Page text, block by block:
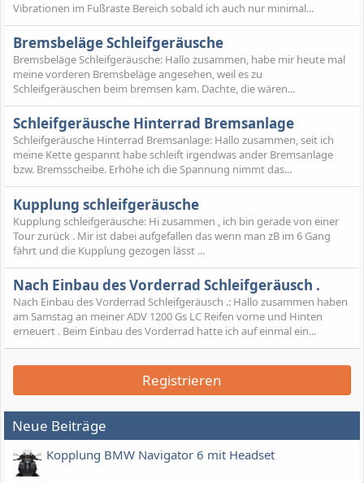
Vibrationen im Fußraste Bereich sobald ich auch nur minimal...
Bremsbeläge Schleifgeräusche
Bremsbeläge Schleifgeräusche: Hallo zusammen, habe mir heute mal
meine vorderen Bremsbeläge angesehen, weil es zu
Schleifgeräuschen beim bremsen kam. Dachte, die wären...
Schleifgeräusche Hinterrad Bremsanlage
Schleifgeräusche Hinterrad Bremsanlage: Hallo zusammen, seit ich
meine Kette gespannt habe schleift irgendwas ander Bremsanlage
bzw. Bremsscheibe. Erhöhe ich die Spannung nimmt das...
Kupplung schleifgeräusche
Kupplung schleifgeräusche: Hi zusammen , ich bin gerade von einer
Tour zurück . Mir ist dabei aufgefallen das wenn man zB im 6 Gang
fährt und die Kupplung gezogen lässt ...
Nach Einbau des Vorderrad Schleifgeräusch .
Nach Einbau des Vorderrad Schleifgeräusch .: Hallo zusammen haben
am Samstag an meiner ADV 1200 Gs LC Reifen vorne und Hinten
erneuert . Beim Einbau des Vorderrad hatte ich auf einmal ein...
Registrieren
Neue Beiträge
Kopplung BMW Navigator 6 mit Headset